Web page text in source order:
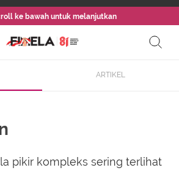
ke bawah untuk melanjutkan
ARTIKEL
pikir kompleks sering terlihat